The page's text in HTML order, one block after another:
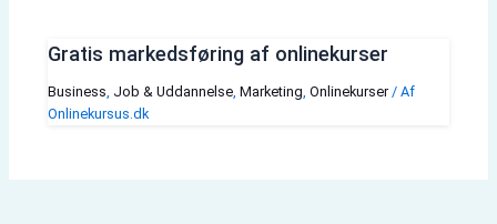
Gratis markedsføring af onlinekurser
Business Job & Uddannelse, Marketing Onlinekurser/ Af
Onlinekursus.dk